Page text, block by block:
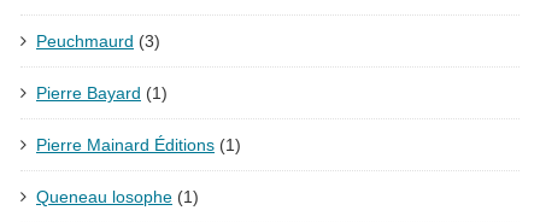
Peuchmaurd (3)
Pierre Bayard (1)
Pierre Mainard Éditions (1)
Queneau losophe (1)